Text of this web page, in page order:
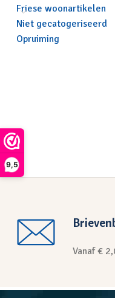
9,5
Friese woonartikelen
Niet gecatogeriseerd
Opruiming
Vanaf €